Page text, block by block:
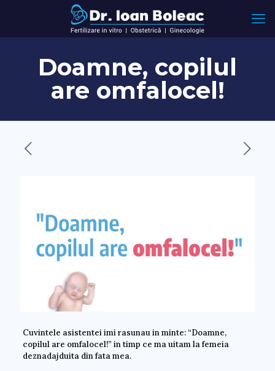
Doamne, copilul
are omfalocel!
Cuvintele asistentei imi rasunau in minte: “Doamne,
copilul are omfalocel!” in timp ce ma uitam la femeia
deznadajduita din fata mea.